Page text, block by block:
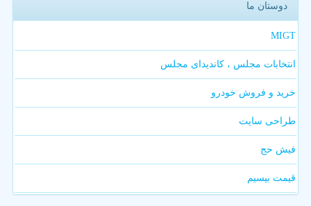
دوستان ما
MIGT
انتخابات مجلس ، کاندیدای مجلس
خرید و فروش خودرو
طراحی سایت
فیش حج
قیمت بیسیم